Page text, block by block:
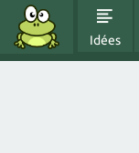
Idées